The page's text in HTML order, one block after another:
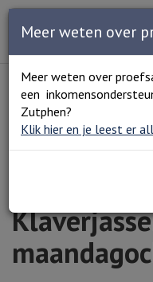
Open en sluit
Menu
Lees voor
Uitleg woorden
Simpele tekst
Home Agenda
Meer weten over
Meer weten over
een
Zutphen?
Klik hier en je leest er